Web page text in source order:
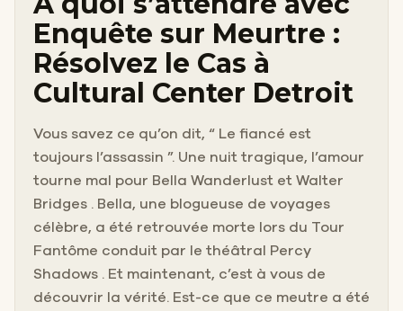
Enquête sur Meurtre :
Résolvez le Cas à
Cultural Center Detroit
Vous savez ce qu’on dit, “ Le fiancé est
toujours l’assassin ”. Une nuit tragique, l’amour
tourne mal pour Bella Wanderlust et Walter
Bridges . Bella, une blogueuse de voyages
célèbre, a été retrouvée morte lors du Tour
Fantôme conduit par le théâtral Percy
Shadows . Et maintenant, c’est à vous de
découvrir la vérité. Est-ce que ce meutre a été